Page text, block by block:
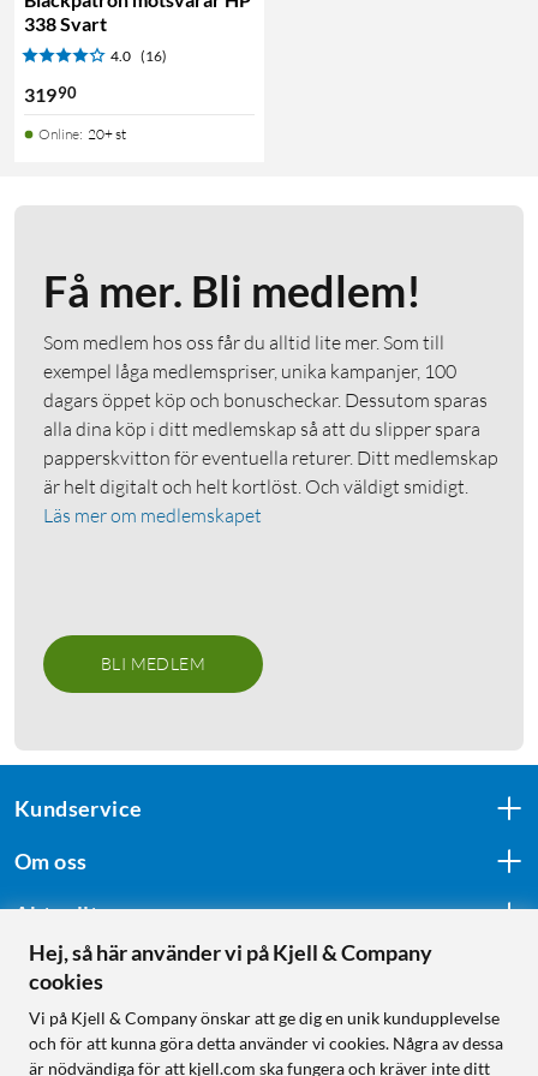
338 Svart
4.0 (16)
31990
Online: 20+ st
Få mer. Bli medlem!
Som medlem hos oss får du alltid lite mer. Som till
exempel låga medlemspriser, unika kampanjer, 100
dagars öppet köp och bonuscheckar. Dessutom sparas
alla dina köp i ditt medlemskap så att du slipper spara
papperskvitton för eventuella returer. Ditt medlemskap
är helt digitalt och helt kortlöst. Och väldigt smidigt.
Läs mer om medlemskapet
BLI MEDLEM
Kundservice
Om oss
Aktuellt
Följ oss
Hej, så här använder vi på Kjell & Company
cookies
Vi på Kjell & Company önskar att ge dig en unik kundupplevelse
och för att kunna göra detta använder vi cookies. Några av dessa
är nödvändiga för att kjell.com ska fungera och kräver inte ditt